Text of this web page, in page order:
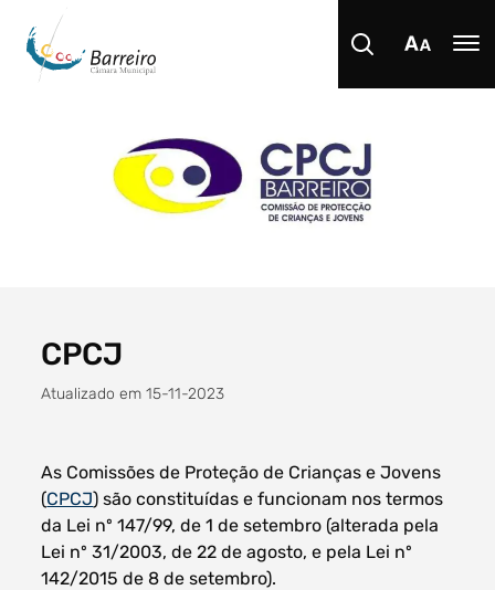
Procurar
Filtro dos anos
CPCJ
Atualizado em 15-11-2023
As Comissões de Proteção de Crianças e Jovens
(CPCJ) são constituídas e funcionam nos termos
da Lei nº 147/99, de 1 de setembro (alterada pela
Lei nº 31/2003, de 22 de agosto, e pela Lei nº
142/2015 de 8 de setembro).